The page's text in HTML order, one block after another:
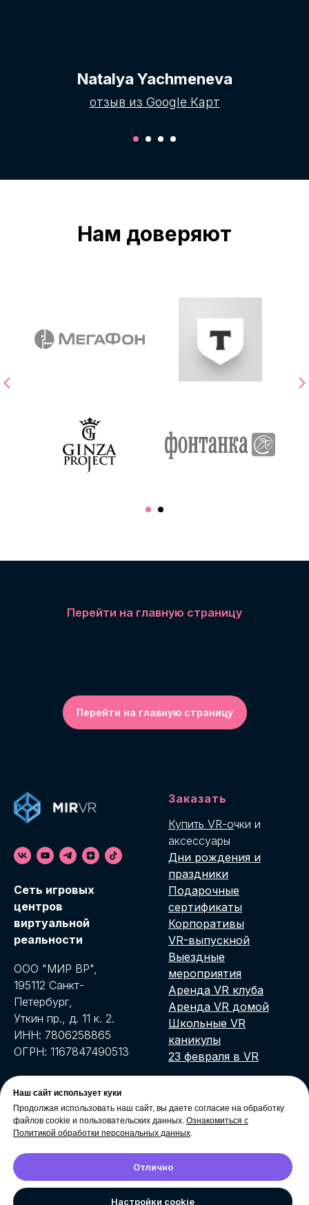
MIRON - Ваш проводник в MIR VR
Natalya Yachmeneva
отзыв из Google Карт
Нам доверяют
Перейти на главную страницу
Перейти на главную страницу
Cеть игровых
центров
виртуальной
реальности
ООО "МИР ВР",
195112 Санкт-
Петербург,
Уткин пр., д. 11 к. 2.
ИНН: 7806258865
ОГРН: 1167847490513
Заказать
Купить VR-очки и
аксессуары
Дни рождения и
праздники
Подарочные
сертификаты
Корпоративы
VR-выпускной
Выездные
мероприятия
Аренда VR клуба
Аренда VR домой
Школьные VR
каникулы
23 февраля в VR
Ссылки
Контакты
Список VR-игр
Блог
Вакансии
Half Life: Alyx в MIR
VR
Ежедневно с 10:00 до
22:00
ТРК Лето
ТРК Охта Молл
ТРК Родео Драйв
ТРК Жемчужная
Наш сайт использует куки
Продолжая использовать наш сайт, вы даете согласие на обработку
файлов cookie и пользовательских данных. Ознакомиться с
Политикой обработки персональных данных.
Отлично
Настройки cookie